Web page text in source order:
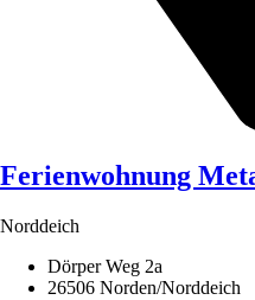
Ferienwohnung
Norddeich
Dörper Weg 2a
26506 Norden/Norddeich